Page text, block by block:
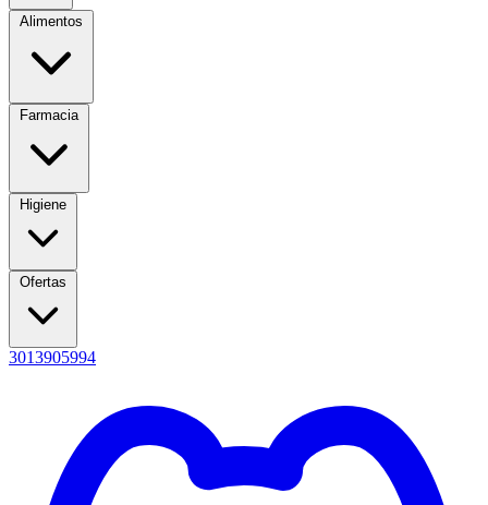
Alimentos
Farmacia
Higiene
Ofertas
3013905994